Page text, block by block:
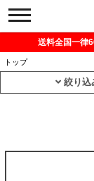
toggle
navigation
送料全国一律
トップ
絞り込